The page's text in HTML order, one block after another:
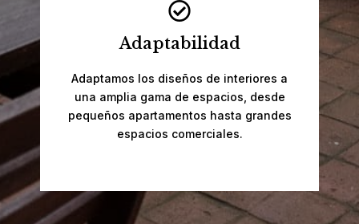
Adaptabilidad
Adaptamos los diseños de interiores a
una amplia gama de espacios, desde
pequeños apartamentos hasta grandes
espacios comerciales.